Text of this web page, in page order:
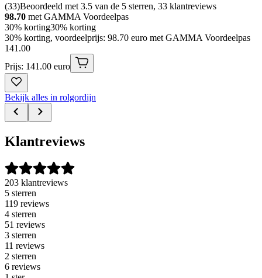
(33)Beoordeeld met 3.5 van de 5 sterren, 33 klantreviews
98.70 met GAMMA Voordeelpas
30% korting30% korting
30% korting, voordeelprijs: 98.70 euro met GAMMA Voordeelpas
141 .00
Prijs: 141.00 euro
Bekijk alles in rolgordijn
Klantreviews
203 klantreviews
5 sterren
119 reviews
4 sterren
51 reviews
3 sterren
11 reviews
2 sterren
6 reviews